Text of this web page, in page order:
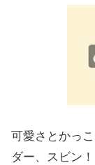
可愛さとかっ
ダー、スビン！